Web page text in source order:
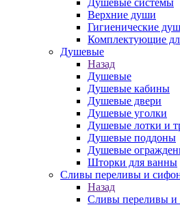
Душевые системы
Верхние души
Гигиенические
Комплектующие
Душевые
Назад
Душевые
Душевые кабины
Душевые двери
Душевые уголки
Душевые лотки и
Душевые поддоны
Душевые
Шторки для ванны
Сливы переливы и
Назад
Сливы переливы